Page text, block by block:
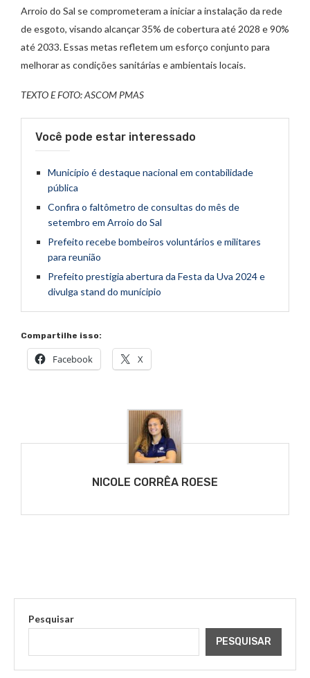
Arroio do Sal se comprometeram a iniciar a instalação da rede
de esgoto, visando alcançar 35% de cobertura até 2028 e 90%
até 2033. Essas metas refletem um esforço conjunto para
melhorar as condições sanitárias e ambientais locais.
TEXTO E FOTO: ASCOM PMAS
Você pode estar interessado
Município é destaque nacional em contabilidade
pública
Confira o faltômetro de consultas do mês de
setembro em Arroio do Sal
Prefeito recebe bombeiros voluntários e militares
para reunião
Prefeito prestigia abertura da Festa da Uva 2024 e
divulga stand do munícipio
Compartilhe isso:
Facebook X
NICOLE CORRÊA ROESE
Pesquisar
PESQUISAR